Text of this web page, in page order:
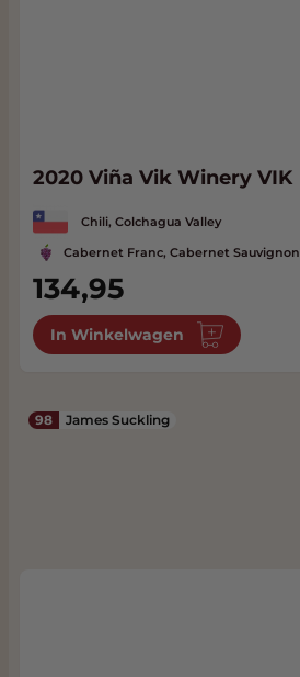
2020 Viña Vik Winery VIK
Chili, Colchagua Valley
Cabernet Franc, Cabernet Sauvignon
134,95
In Winkelwagen
98 James Suckling